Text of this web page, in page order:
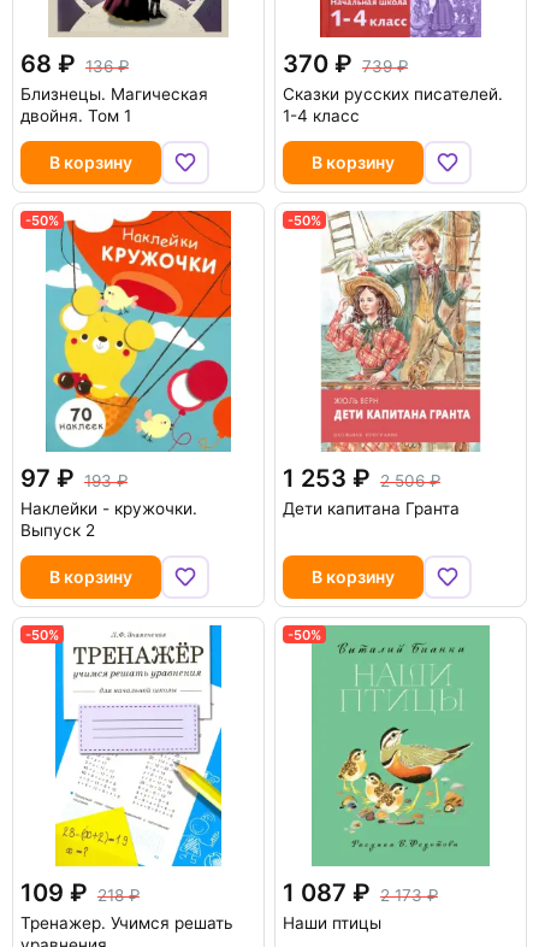
68
136
Близнецы. Магическая
двойня. Том 1
В корзину
370
739
Сказки русских писателей.
1-4 класс
В корзину
-50%
97
193
Наклейки - кружочки.
Выпуск 2
В корзину
-50%
1 253
2 506
Дети капитана Гранта
В корзину
-50%
109
218
Тренажер. Учимся решать
-50%
1 087
2 173
Наши птицы